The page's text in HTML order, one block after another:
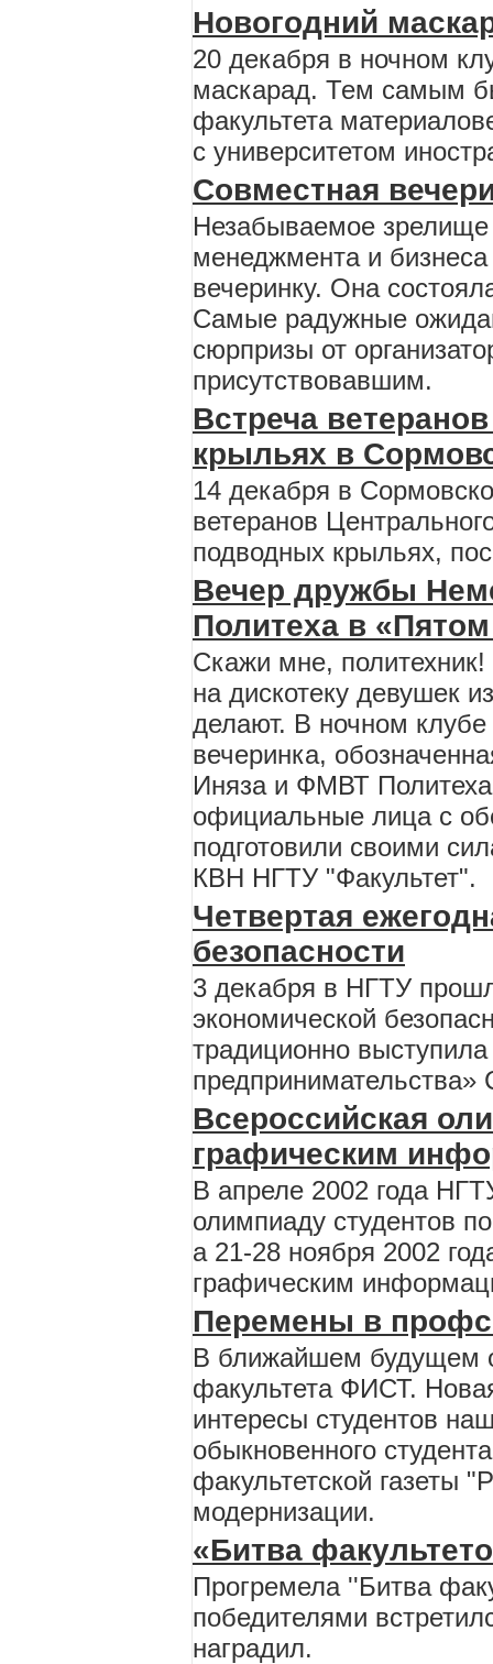
Новогодний
20 декабря в ночном
маскарад. Тем самым
факультета
с университетом
Совместная
Незабываемое
менеджмента и
вечеринку. Она
Самые радужные
сюрпризы от
присутствовавшим.
Встреча
крыльях в
14 декабря в
ветеранов
подводных крыльях,
Вечер дружбы
Политеха в
Скажи мне, политехник!
на дискотеку девушек
делают. В ночном
вечеринка,
Иняза и ФМВТ
официальные лица с
подготовили своими
КВН НГТУ "Факультет".
Четвертая
безопасности
3 декабря в НГТУ
экономической
традиционно
Всероссийская
графическим
В апреле 2002 года
олимпиаду студентов
а 21-28 ноября 2002
графическим
Перемены в
В ближайшем будущем
факультета ФИСТ.
интересы студентов
обыкновенного
факультетской газеты
модернизации.
«Битва
Прогремела ''Битва
победителями
наградил.